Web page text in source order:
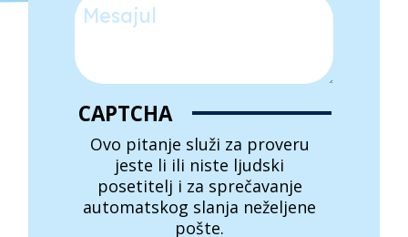
Mesajul
CAPTCHA
Ovo pitanje služi za proveru
jeste li ili niste ljudski
posetitelj i za sprečavanje
automatskog slanja neželjene
pošte.